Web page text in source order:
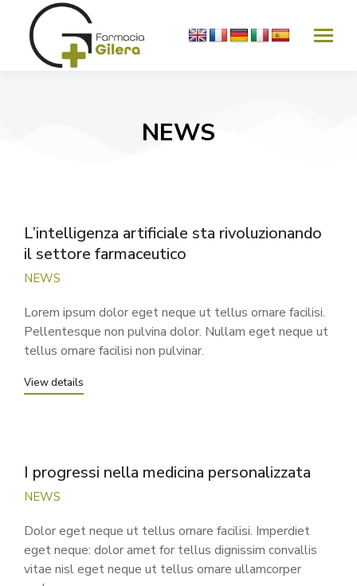
NEWS
L’intelligenza artificiale sta rivoluzionando
il settore farmaceutico
NEWS
Lorem ipsum dolor eget neque ut tellus ornare facilisi.
Pellentesque non pulvina dolor. Nullam eget neque ut
tellus ornare facilisi non pulvinar.
View details
I progressi nella medicina personalizzata
NEWS
Dolor eget neque ut tellus ornare facilisi. Imperdiet
eget neque: dolor amet for tellus dignissim convallis
vitae nisl eget neque ut tellus ornare ullamcorper